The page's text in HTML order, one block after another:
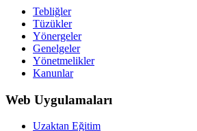
Tebliğler
Tüzükler
Yönergeler
Genelgeler
Yönetmelikler
Kanunlar
Web Uygulamaları
Uzaktan Eğitim